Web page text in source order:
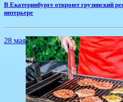
​В Екатеринбурге откроют грузинский
интерьере
28 мая